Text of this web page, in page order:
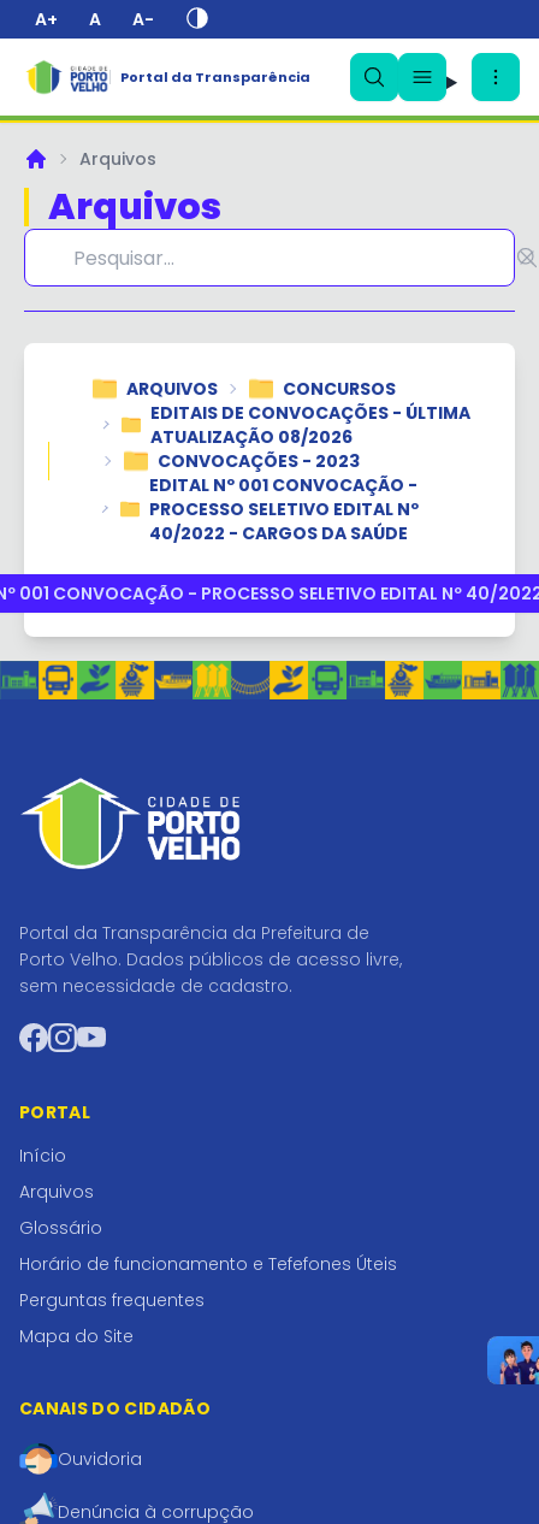
A+ A A-
Portal da Transparência
PrincipalArquivos
Arquivos
ARQUIVOS
CONCURSOS
EDITAIS DE CONVOCAÇÕES - ÚLTIMA
ATUALIZAÇÃO 08/2026
CONVOCAÇÕES - 2023
EDITAL Nº 001 CONVOCAÇÃO -
PROCESSO SELETIVO EDITAL Nº
40/2022 - CARGOS DA SAÚDE
001 CONVOCAÇÃO - PROCESSO SELETIVO EDITAL Nº 40/
Portal da Transparência da Prefeitura de
Porto Velho. Dados públicos de acesso livre,
sem necessidade de cadastro.
Facebook
Instagram
YouTube
PORTAL
Início
Arquivos
Glossário
Horário de funcionamento e Tefefones Úteis
Perguntas frequentes
Mapa do Site
CANAIS DO CIDADÃO
Ouvidoria
Denúncia à corrupção
✕